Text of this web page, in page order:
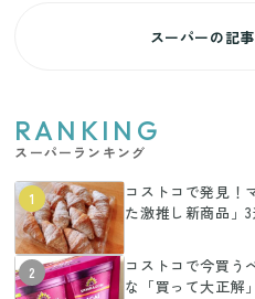
スーパーの記
RANKING
スーパーランキング
1
コストコで発見！
た激推し新商品」3
2
コストコで今買う
な「買って大正解